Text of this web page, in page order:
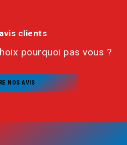
clients
pourquoi pas vous ?
NOS AVIS